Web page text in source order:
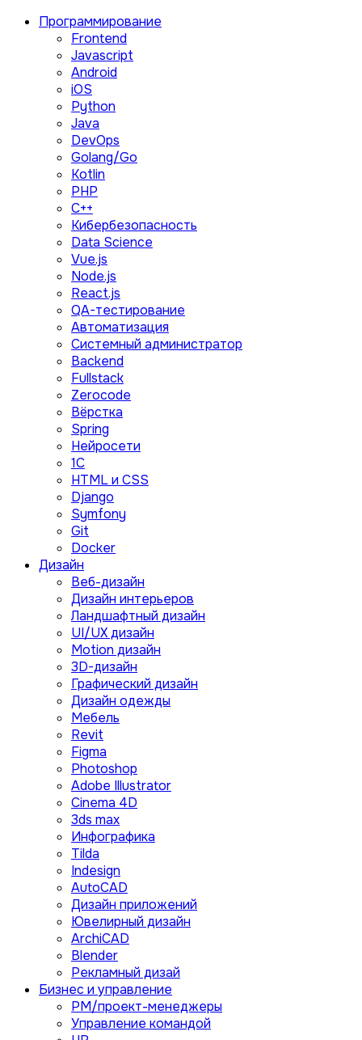
Программирование
Frontend
Javascript
Android
iOS
Python
Java
DevOps
Golang/Go
Kotlin
PHP
C++
Кибербезопасность
Data Science
Vue.js
Node.js
React.js
QA-тестирование
Автоматизация
Системный администратор
Backend
Fullstack
Zerocode
Вёрстка
Spring
Нейросети
1C
HTML и CSS
Django
Symfony
Git
Docker
Дизайн
Веб-дизайн
Дизайн интерьеров
Ландшафтный дизайн
UI/UX дизайн
Motion дизайн
3D-дизайн
Графический дизайн
Дизайн одежды
Мебель
Revit
Figma
Photoshop
Adobe Illustrator
Сinema 4D
3ds max
Инфографика
Tilda
Indesign
AutoCAD
Дизайн приложений
Ювелирный дизайн
ArchiCAD
Blender
Рекламный дизай
Бизнес и управление
PM/проект-менеджеры
Управление командой